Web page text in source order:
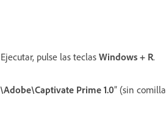
pulse las teclas Windows + R.
Prime 1.0” (sin